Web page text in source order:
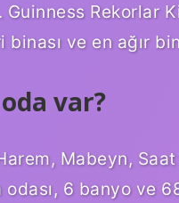
Rekorlar
ve en ağır
var?
Mabeyn,
6 banyo ve